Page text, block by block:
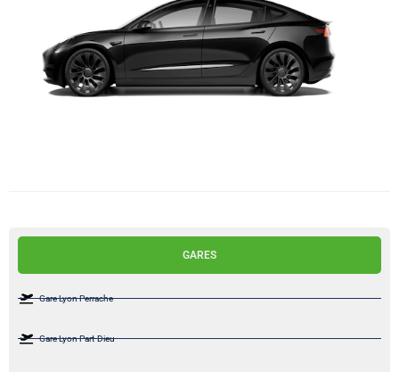
GARES
Gare Lyon Perrache
Gare Lyon Part-Dieu